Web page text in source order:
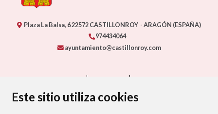
Este sitio utiliza cookies
Plaza La Balsa, 622572CASTILLONROY - ARAGÓN (ESPAÑA)
974434064
ayuntamiento@castillonroy.com
PROTECCIÓN DE DATOS
POLÍTICA DE COOKIES